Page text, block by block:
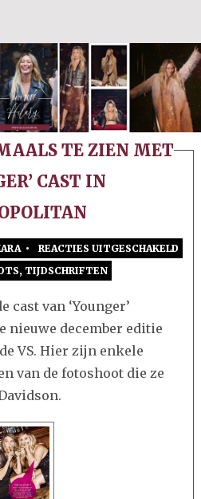
TE ZIEN MET
CAST IN
• REACTIES UITGESCHAKELD
, TIJDSCHRIFTEN
cast van ‘Younger’
nieuwe december editie
VS. Hier zijn enkele
van de fotoshoot die ze